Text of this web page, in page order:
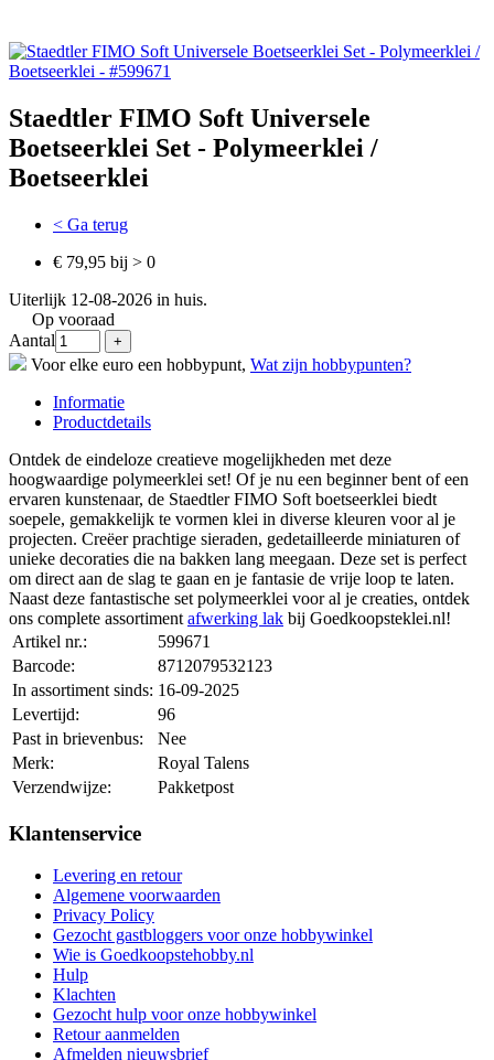
Staedtler FIMO Soft Universele
Boetseerklei Set - Polymeerklei /
Boetseerklei
< Ga terug
€ 79,95 bij > 0
Uiterlijk 12-08-2026 in huis.
Op vooraad
Aantal
Voor elke euro een hobbypunt, Wat zijn hobbypunten?
Informatie
Productdetails
Ontdek de eindeloze creatieve mogelijkheden met deze
hoogwaardige polymeerklei set! Of je nu een beginner bent of een
ervaren kunstenaar, de Staedtler FIMO Soft boetseerklei biedt
soepele, gemakkelijk te vormen klei in diverse kleuren voor al je
projecten. Creëer prachtige sieraden, gedetailleerde miniaturen of
unieke decoraties die na bakken lang meegaan. Deze set is perfect
om direct aan de slag te gaan en je fantasie de vrije loop te laten.
Naast deze fantastische set polymeerklei voor al je creaties, ontdek
ons complete assortiment afwerking lak bij Goedkoopsteklei.nl!
Artikel nr.:
599671
Barcode:
8712079532123
In assortiment sinds: 16-09-2025
Levertijd:
96
Past in brievenbus:
Nee
Merk:
Royal Talens
Verzendwijze:
Pakketpost
Klantenservice
Levering en retour
Algemene voorwaarden
Privacy Policy
Gezocht gastbloggers voor onze hobbywinkel
Wie is Goedkoopstehobby.nl
Hulp
Klachten
Gezocht hulp voor onze hobbywinkel
Retour aanmelden
Afmelden nieuwsbrief